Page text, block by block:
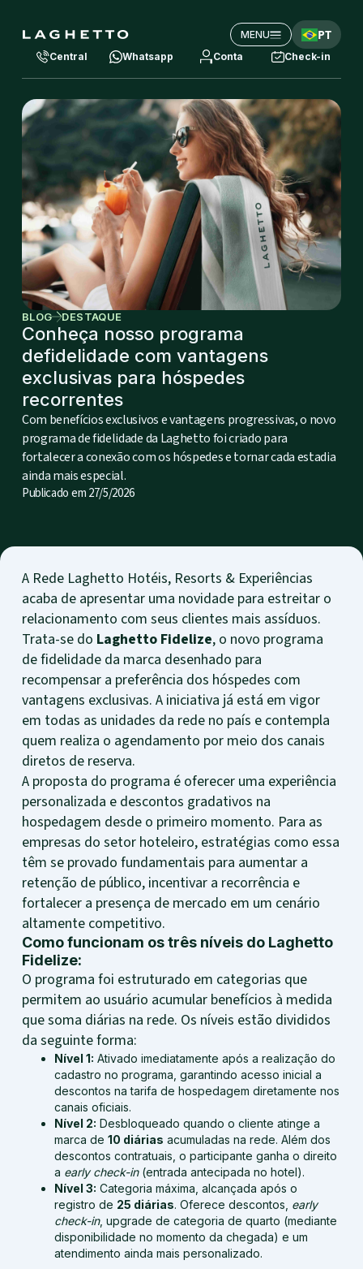
MENU PT
Central Whatsapp Conta Check-in
BLOG DESTAQUE
Conheça nosso programa
defidelidade com vantagens
exclusivas para hóspedes
recorrentes
Com benefícios exclusivos e vantagens progressivas, o novo
programa de fidelidade da Laghetto foi criado para
fortalecer a conexão com os hóspedes e tornar cada estadia
ainda mais especial.
Publicado em27/5/2026
A Rede Laghetto Hotéis, Resorts & Experiências
acaba de apresentar uma novidade para estreitar o
relacionamento com seus clientes mais assíduos.
Trata-se do Laghetto Fidelize, o novo programa
de fidelidade da marca desenhado para
recompensar a preferência dos hóspedes com
vantagens exclusivas. A iniciativa já está em vigor
em todas as unidades da rede no país e contempla
quem realiza o agendamento por meio dos canais
diretos de reserva.
A proposta do programa é oferecer uma experiência
personalizada e descontos gradativos na
hospedagem desde o primeiro momento. Para as
empresas do setor hoteleiro, estratégias como essa
têm se provado fundamentais para aumentar a
retenção de público, incentivar a recorrência e
fortalecer a presença de mercado em um cenário
altamente competitivo.
Como funcionam os três níveis do Laghetto
Fidelize:
O programa foi estruturado em categorias que
permitem ao usuário acumular benefícios à medida
que soma diárias na rede. Os níveis estão divididos
da seguinte forma:
Nível 1: Ativado imediatamente após a realização do
cadastro no programa, garantindo acesso inicial a
descontos na tarifa de hospedagem diretamente nos
canais oficiais.
Nível 2: Desbloqueado quando o cliente atinge a
marca de 10 diárias acumuladas na rede. Além dos
descontos contratuais, o participante ganha o direito
a early check-in(entrada antecipada no hotel).
Nível 3: Categoria máxima, alcançada após o
registro de 25 diárias. Oferece descontos, early
check-in, upgrade de categoria de quarto (mediante
disponibilidade no momento da chegada) e um
atendimento ainda mais personalizado.